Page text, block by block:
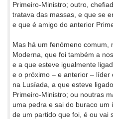
Primeiro-Ministro; outro,
tratava das massas, e que se
e que é amigo do anterior
Mas há um fenómeno comum,
Moderna, que foi também a
e a que esteve igualmente
e o próximo – e anterior –
na Lusíada, a que esteve
Primeiro-Ministro; ou noutras
uma pedra e sai do buraco
de um partido que foi, é ou vai